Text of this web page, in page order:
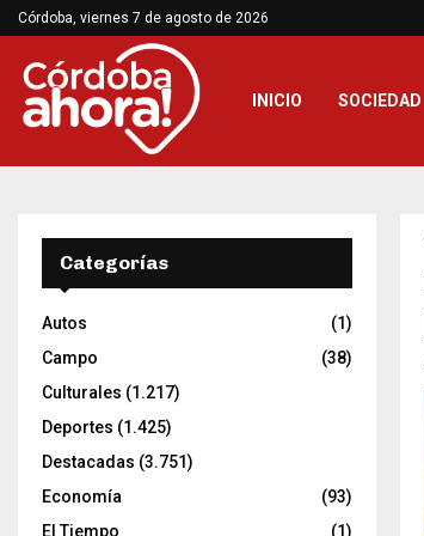
Córdoba, viernes 7 de agosto de 2026
INICIO SOCIEDAD
Categorías
Autos
(1)
Campo
(38)
Culturales (1.217)
Deportes (1.425)
Destacadas (3.751)
Economía
(93)
El Tiempo
(1)